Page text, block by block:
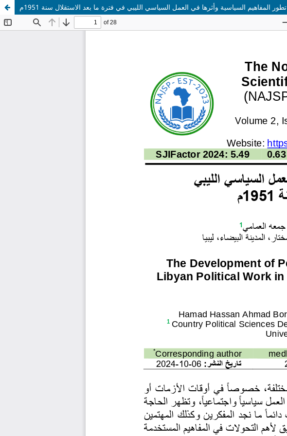
تطور المفاهيم السياسية وأثرها في العمل السياسي الليبي في فترة ما بعد الاستقلال سنة 1951م